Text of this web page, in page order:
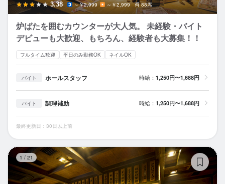
3.38 ～￥2,999 ～￥2,999 88席
炉ばたを囲むカウンターが大人気。 未経験・バイト
デビューも大歓迎、もちろん、経験者も大募集！！
フルタイム歓迎 平日のみ勤務OK ネイルOK
バイト ホールスタッフ 時給： 1,250円〜1,688円
バイト 調理補助 時給： 1,250円〜1,688円
最終更新日：30日以上前
1 / 21